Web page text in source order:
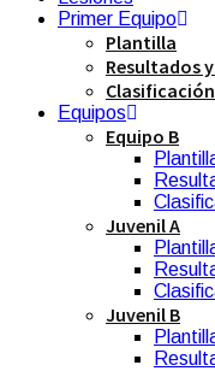
Primer Equipo
Plantilla
Resultados
Clasificación
Equipos
Equipo B
Juvenil A
Juvenil B